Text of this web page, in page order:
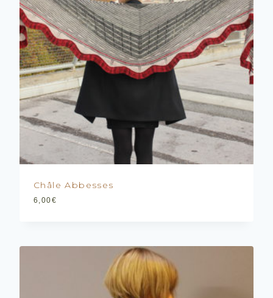
Châle Abbesses
6,00€